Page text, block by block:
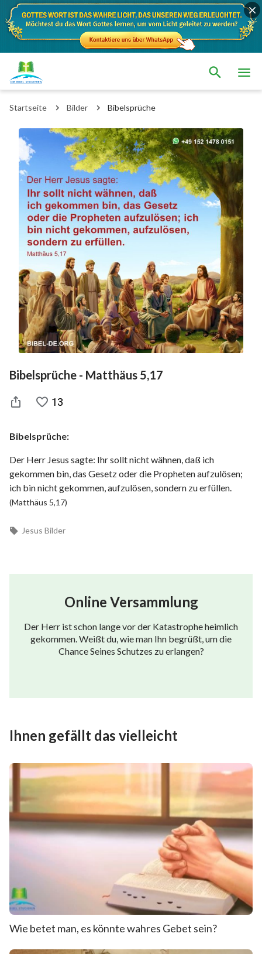
Startseite Bilder Bibelsprüche
Bibelsprüche - Matthäus 5,17
13
Bibelsprüche:
Der Herr Jesus sagte: Ihr sollt nicht wähnen, daß ich
gekommen bin, das Gesetz oder die Propheten aufzulösen;
ich bin nicht gekommen, aufzulösen, sondern zu erfüllen.
(Matthäus 5,17)
Jesus Bilder
Online Versammlung
Der Herr ist schon lange vor der Katastrophe heimlich
gekommen. Weißt du, wie man Ihn begrüßt, um die
Chance Seines Schutzes zu erlangen?
Ihnen gefällt das vielleicht
Wie betet man, es könnte wahres Gebet sein?